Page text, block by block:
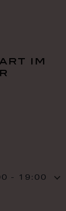
im
- 19:00